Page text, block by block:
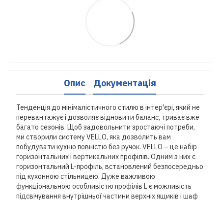
Опис Документація
Тенденція до мінімалістичного стилю в інтер'єрі, який не
перевантажує і дозволяє відновити баланс, триває вже
багато сезонів. Щоб задовольнити зростаючі потреби,
ми створили систему VELLO, яка дозволить вам
побудувати кухню повністю без ручок. VELLO – це набір
горизонтальних і вертикальних профілів. Одним з них є
горизонтальний L-профіль, встановлений безпосередньо
під кухонною стільницею. Дуже важливою
функціональною особливістю профілів L є можливість
підсвічування внутрішньої частини верхніх ящиків і шаф